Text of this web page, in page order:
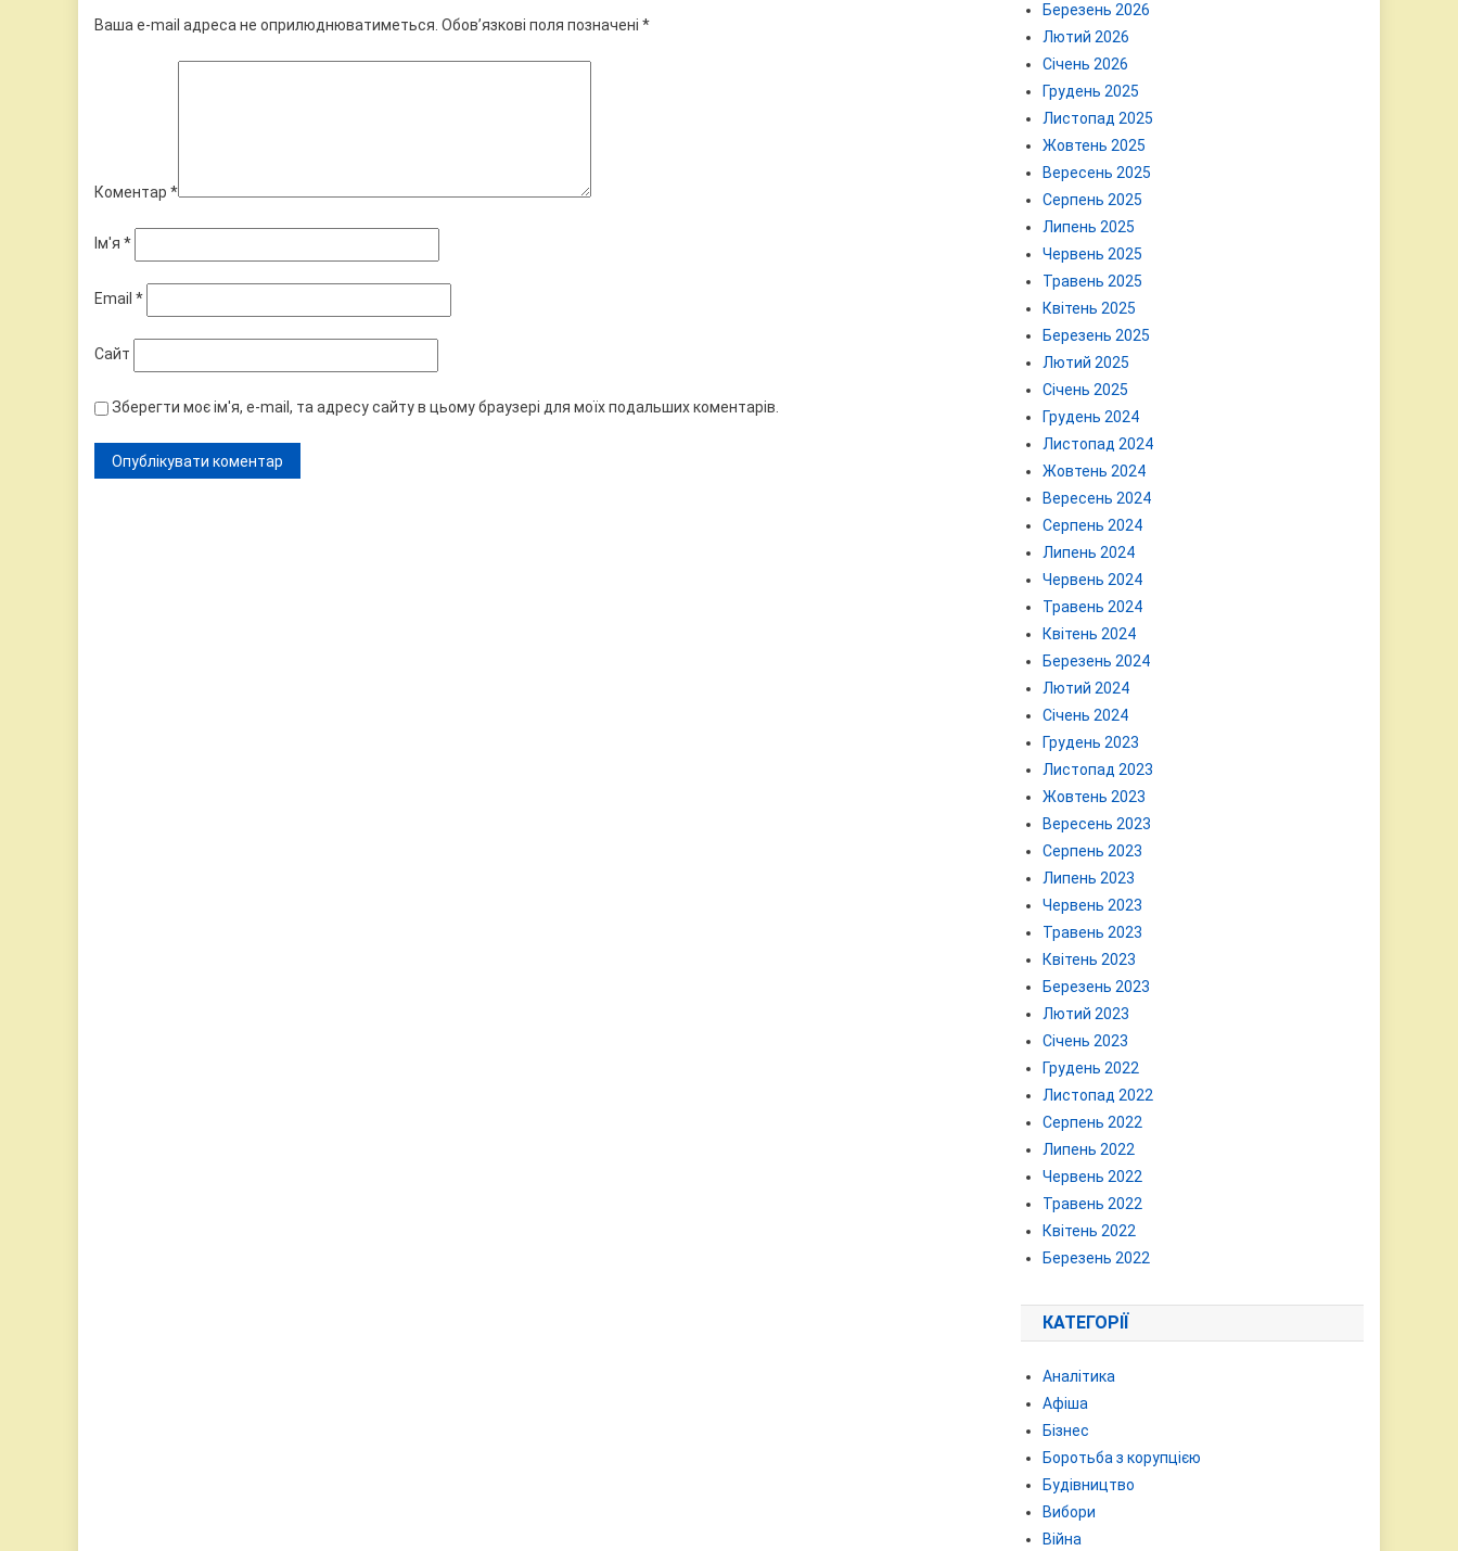
Ваша e-mail адреса не оприлюднюватиметься. Обов’язкові поля позначені *
Коментар *
Ім'я *
Email *
Сайт
Зберегти моє ім'я, e-mail, та адресу сайту в цьому браузері для моїх подальших коментарів.
Березень 2026
Лютий 2026
Січень 2026
Грудень 2025
Листопад 2025
Жовтень 2025
Вересень 2025
Серпень 2025
Липень 2025
Червень 2025
Травень 2025
Квітень 2025
Березень 2025
Лютий 2025
Січень 2025
Грудень 2024
Листопад 2024
Жовтень 2024
Вересень 2024
Серпень 2024
Липень 2024
Червень 2024
Травень 2024
Квітень 2024
Березень 2024
Лютий 2024
Січень 2024
Грудень 2023
Листопад 2023
Жовтень 2023
Вересень 2023
Серпень 2023
Липень 2023
Червень 2023
Травень 2023
Квітень 2023
Березень 2023
Лютий 2023
Січень 2023
Грудень 2022
Листопад 2022
Серпень 2022
Липень 2022
Червень 2022
Травень 2022
Квітень 2022
Березень 2022
КАТЕГОРІЇ
Аналітика
Афіша
Бізнес
Боротьба з корупцією
Будівництво
Вибори
Війна